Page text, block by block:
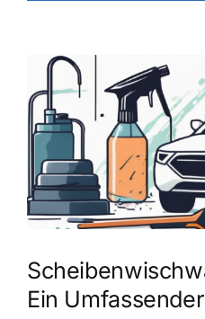
Zeige
grösseres
Bild
Ein